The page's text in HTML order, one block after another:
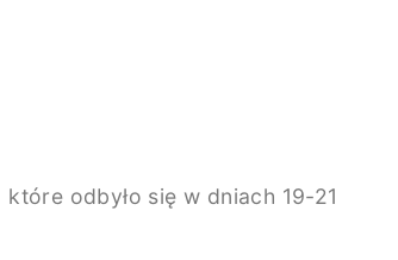
które odbyło się w dniach 19-21